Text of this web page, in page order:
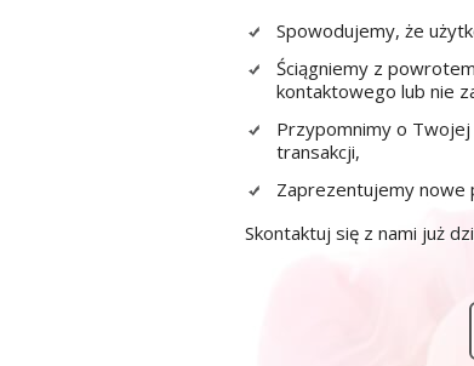
Spowodujemy, że
Ściągniemy z
kontaktowego lub nie
Przypomnimy o Twojej
transakcji,
Zaprezentujemy nowe
Skontaktuj się z nami już